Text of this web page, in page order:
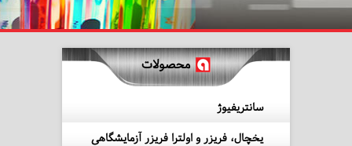
محصولات
سانتریفیوژ
یخچال، فریزر و اولترا فریزر آزمایشگاهی